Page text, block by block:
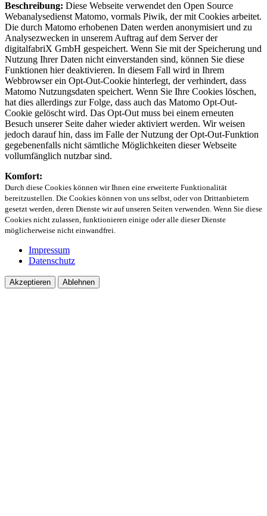
Beschreibung: Diese Webseite verwendet den Open Source
Webanalysedienst Matomo, vormals Piwik, der mit Cookies arbeitet.
Die durch Matomo erhobenen Daten werden anonymisiert und zu
Analysezwecken in unserem Auftrag auf dem Server der
digitalfabriX GmbH gespeichert. Wenn Sie mit der Speicherung und
Nutzung Ihrer Daten nicht einverstanden sind, können Sie diese
Funktionen hier deaktivieren. In diesem Fall wird in Ihrem
Webbrowser ein Opt-Out-Cookie hinterlegt, der verhindert, dass
Matomo Nutzungsdaten speichert. Wenn Sie Ihre Cookies löschen,
hat dies allerdings zur Folge, dass auch das Matomo Opt-Out-
Cookie gelöscht wird. Das Opt-Out muss bei einem erneuten
Besuch unserer Seite daher wieder aktiviert werden. Wir weisen
jedoch darauf hin, dass im Falle der Nutzung der Opt-Out-Funktion
gegebenenfalls nicht sämtliche Möglichkeiten dieser Webseite
vollumfänglich nutzbar sind.
Komfort:
Durch diese Cookies können wir Ihnen eine erweiterte Funktionalität
bereitzustellen. Die Cookies können von uns selbst, oder von Drittanbietern
gesetzt werden, deren Dienste wir auf unseren Seiten verwenden. Wenn Sie diese
Cookies nicht zulassen, funktionieren einige oder alle dieser Dienste
möglicherweise nicht einwandfrei.
Impressum
Datenschutz
Akzeptieren Ablehnen